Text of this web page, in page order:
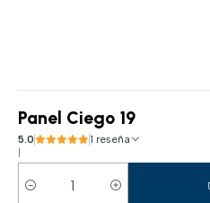
Panel Ciego 19
5.0 1 reseña
Cantidad